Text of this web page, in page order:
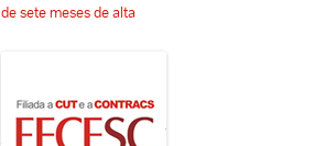
de sete meses de alta